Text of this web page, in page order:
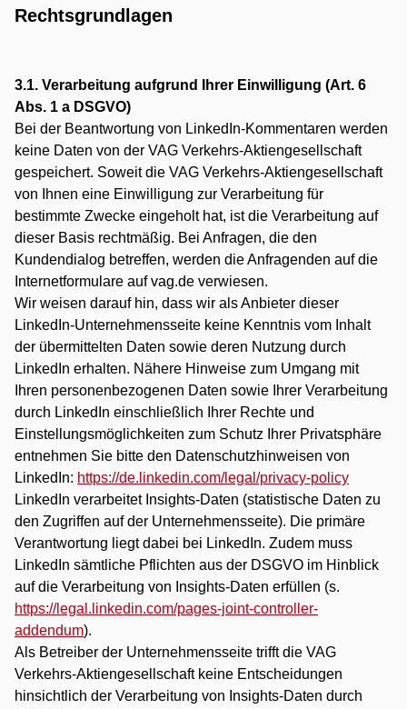
Rechtsgrundlagen
3.1. Verarbeitung aufgrund Ihrer Einwilligung (Art. 6
Abs. 1 a DSGVO)
Bei der Beantwortung von LinkedIn-Kommentaren werden
keine Daten von der VAG Verkehrs-Aktiengesellschaft
gespeichert. Soweit die VAG Verkehrs-Aktiengesellschaft
von Ihnen eine Einwilligung zur Verarbeitung für
bestimmte Zwecke eingeholt hat, ist die Verarbeitung auf
dieser Basis rechtmäßig. Bei Anfragen, die den
Kundendialog betreffen, werden die Anfragenden auf die
Internetformulare auf vag.de verwiesen.
Wir weisen darauf hin, dass wir als Anbieter dieser
LinkedIn-Unternehmensseite keine Kenntnis vom Inhalt
der übermittelten Daten sowie deren Nutzung durch
LinkedIn erhalten. Nähere Hinweise zum Umgang mit
Ihren personenbezogenen Daten sowie Ihrer Verarbeitung
durch LinkedIn einschließlich Ihrer Rechte und
Einstellungsmöglichkeiten zum Schutz Ihrer Privatsphäre
entnehmen Sie bitte den Datenschutzhinweisen von
LinkedIn: https://de.linkedin.com/legal/privacy-policy
LinkedIn verarbeitet Insights-Daten (statistische Daten zu
den Zugriffen auf der Unternehmensseite). Die primäre
Verantwortung liegt dabei bei LinkedIn. Zudem muss
LinkedIn sämtliche Pflichten aus der DSGVO im Hinblick
auf die Verarbeitung von Insights-Daten erfüllen (s.
https://legal.linkedin.com/pages-joint-controller-
addendum).
Als Betreiber der Unternehmensseite trifft die VAG
Verkehrs-Aktiengesellschaft keine Entscheidungen
hinsichtlich der Verarbeitung von Insights-Daten durch